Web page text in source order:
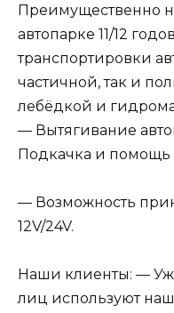
Преимущественно
автопарке 11/12
транспортировки
частичной, так и
лебёдкой и
— Вытягивание
Подкачка и помощь
— Возможность
12V/24V.
Наши клиенты: —
лиц используют